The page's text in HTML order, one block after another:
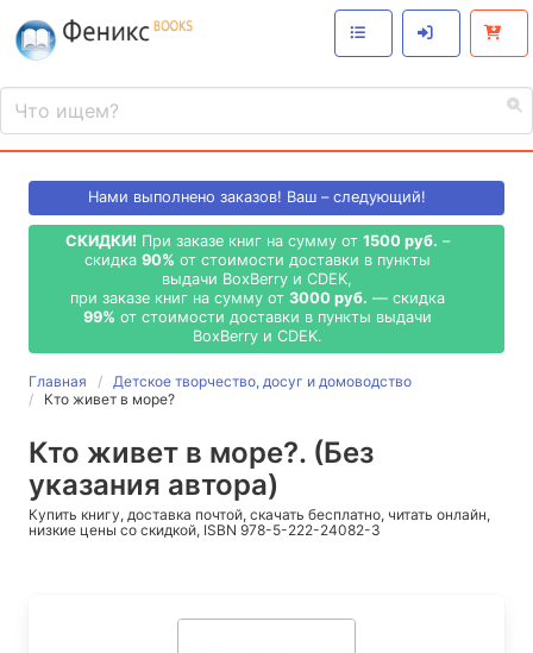
Нами выполнено заказов! Ваш – следующий!
СКИДКИ! При заказе книг на сумму от 1500 руб. –
скидка 90% от стоимости доставки в пункты
выдачи BoxBerry и CDEK,
при заказе книг на сумму от 3000 руб. — скидка
99% от стоимости доставки в пункты выдачи
BoxBerry и CDEK.
Главная
Детское творчество, досуг и домоводство
Кто живет в море?
Кто живет в море?. (Без
указания автора)
Купить книгу, доставка почтой, скачать бесплатно, читать онлайн,
низкие цены со скидкой, ISBN 978-5-222-24082-3